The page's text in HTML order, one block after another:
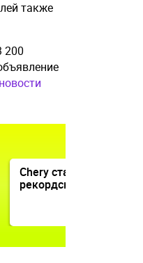
также
200
Chery стала экспортным
рекордсменом Китая